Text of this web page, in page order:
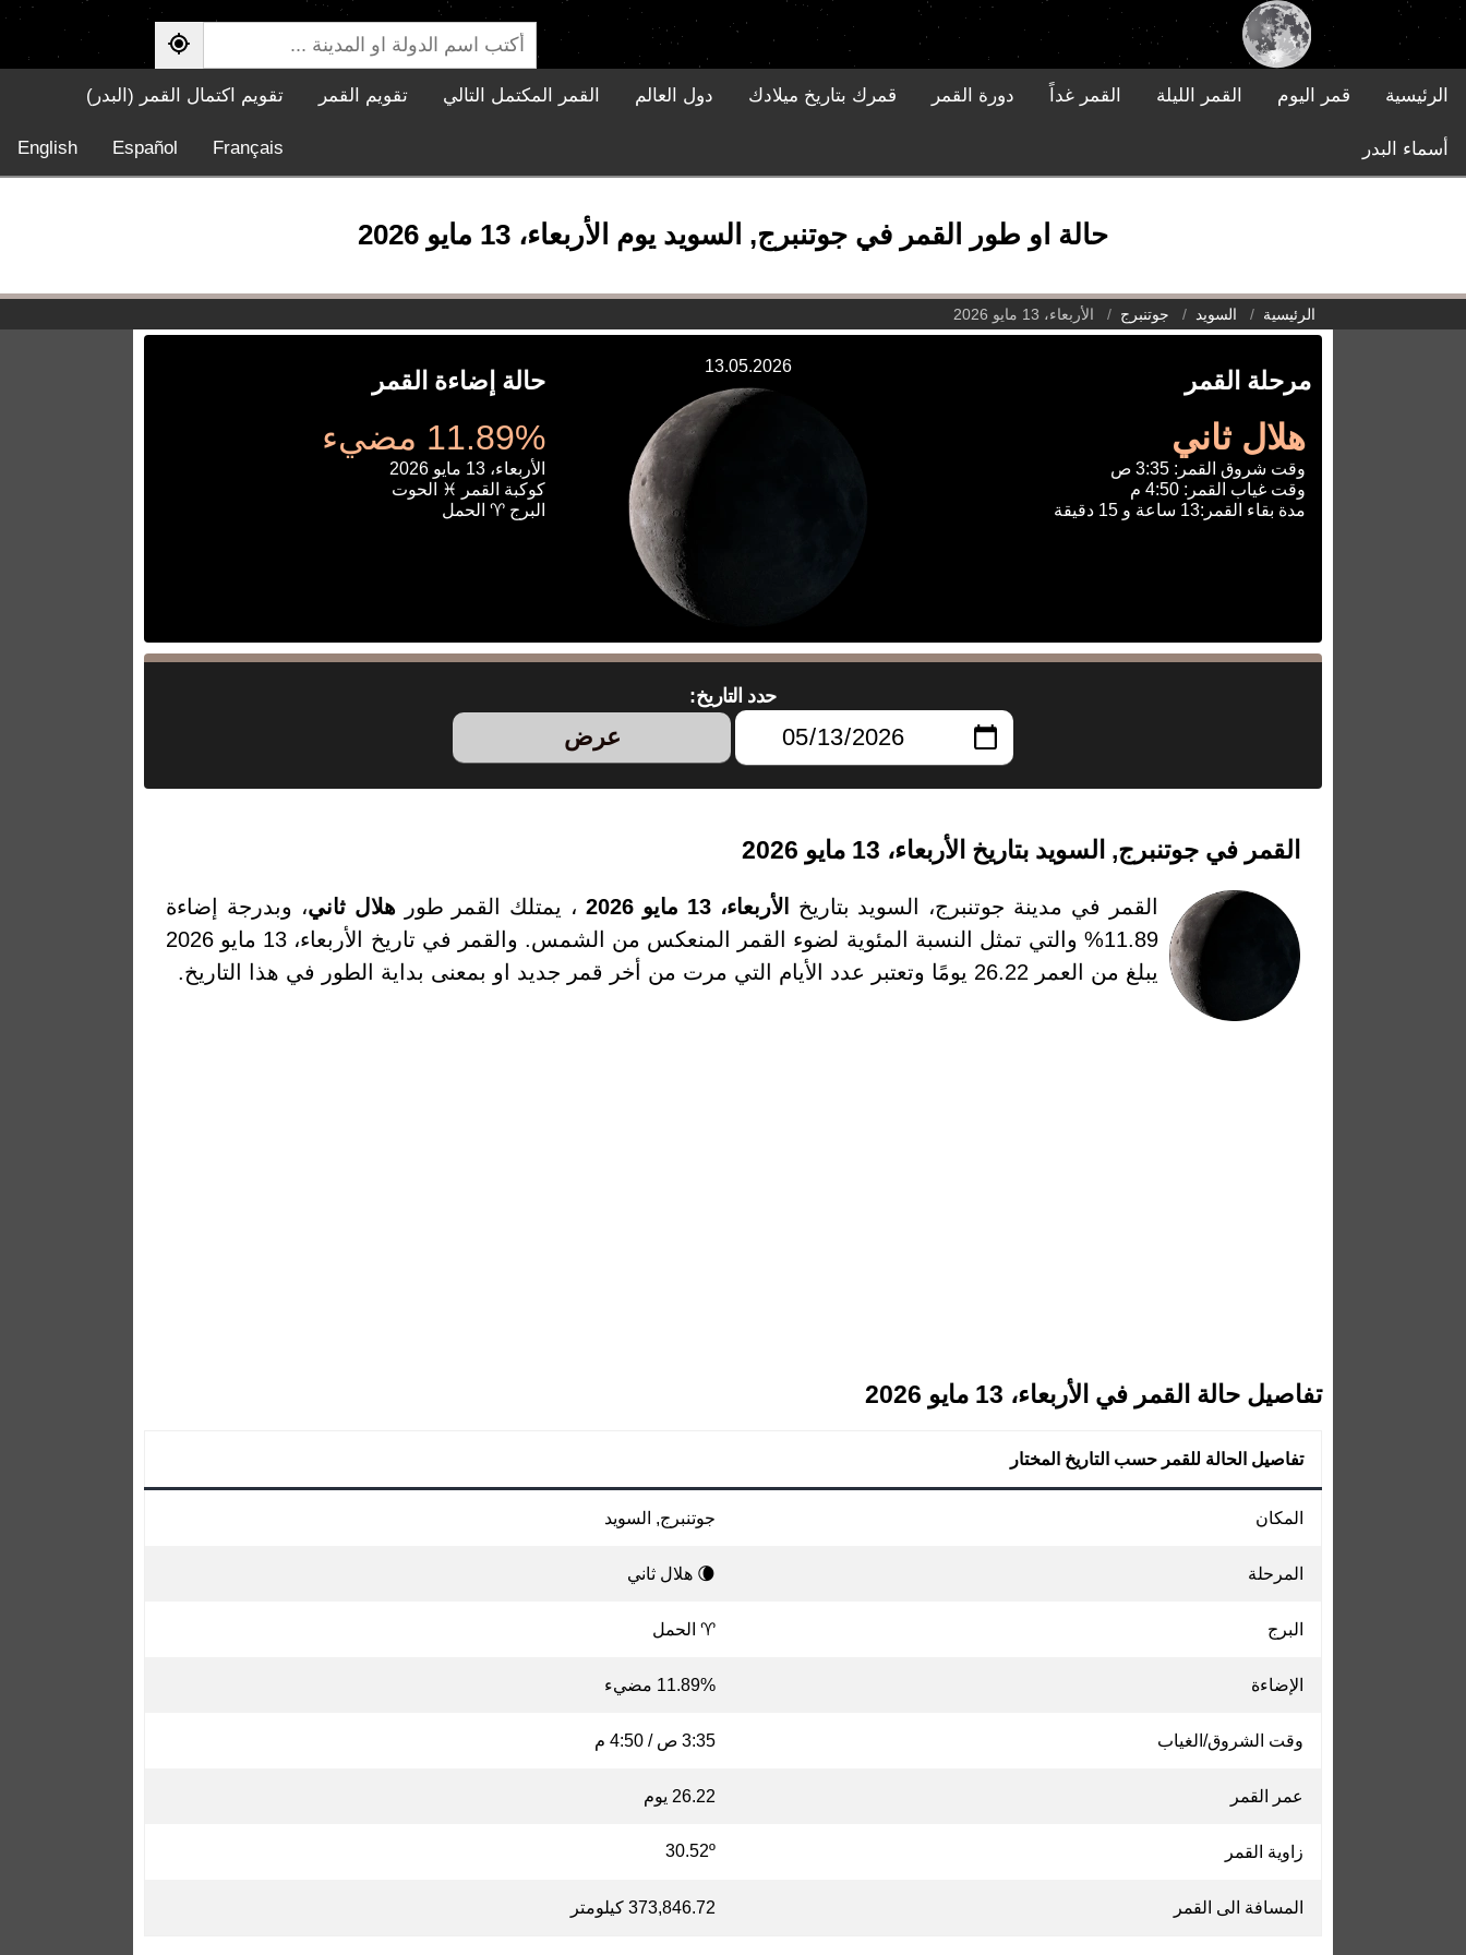
الرئيسية قمر اليوم القمر الليلة القمر غداً دورة القمر قمرك بتاريخ ميلادك دول العالم القمر المكتمل التالي تقويم القمر تقويم اكتمال القمر (البدر)
أسماء البدر English Español Français
حالة او طور القمر في جوتنبرج, السويد يوم الأربعاء، 13 مايو 2026
الرئيسية السويد جوتنبرج الأربعاء، 13 مايو 2026
مرحلة القمر
هلال ثاني
وقت شروق القمر: 3:35 ص
وقت غياب القمر: 4:50 م
مدة بقاء القمر:13 ساعة و 15 دقيقة
13.05.2026
حالة إضاءة القمر
11.89% مضيء
الأربعاء، 13 مايو 2026
كوكبة القمر ♓ الحوت
البرج ♈ الحمل
حدد التاريخ:
عرض
القمر في جوتنبرج, السويد بتاريخ الأربعاء، 13 مايو 2026
القمر في مدينة جوتنبرج، السويد بتاريخ الأربعاء، 13 مايو 2026 ، يمتلك القمر طورهلال ثاني، وبدرجة إضاءة
11.89% والتي تمثل النسبة المئوية لضوء القمر المنعكس من الشمس. والقمر في تاريخ الأربعاء، 13 مايو 2026
يبلغ من العمر 26.22 يومًا وتعتبر عدد الأيام التي مرت من أخر قمر جديد او بمعنى بداية الطور في هذا التاريخ.
تفاصيل حالة القمر في الأربعاء، 13 مايو 2026
تفاصيل الحالة للقمر حسب التاريخ المختار
المكان جوتنبرج, السويد
المرحلة 🌘 هلال ثاني
البرج ♈ الحمل
الإضاءة 11.89% مضيء
وقت الشروق/الغياب 3:35 ص / 4:50 م
عمر القمر 26.22 يوم
زاوية القمر 30.52º
المسافة الى القمر 373,846.72 كيلومتر